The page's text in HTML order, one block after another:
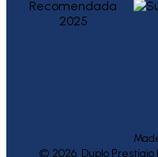
© 2026. Duplo Prestígio